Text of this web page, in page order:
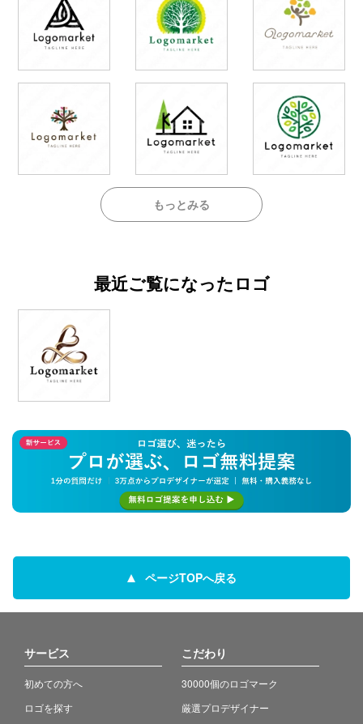
もっとみる
最近ご覧になったロゴ
ページTOPへ戻る
サービス
初めての方へ
ロゴを探す
こだわり
30000個のロゴマーク
厳選プロデザイナー